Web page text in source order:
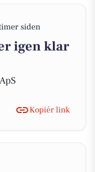
siden
igen klar
Kopiér link